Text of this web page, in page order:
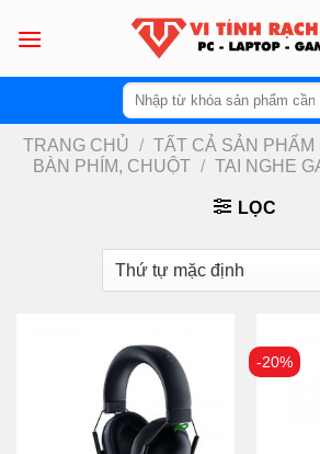
Tìm
kiếm:
TRANG CHỦ / TẤT CẢ SẢN PHẨM
BÀN PHÍM, CHUỘT / TAI NGHE
LỌC
-20%